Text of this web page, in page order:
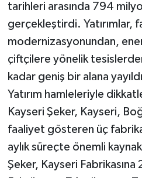
tarihleri arasında 794
gerçekleştirdi. Yatırımlar,
modernizasyonundan,
çiftçilere yönelik
kadar geniş bir alana
Yatırım hamleleriyle
Kayseri Şeker, Kayseri,
faaliyet gösteren üç
aylık süreçte önemli
Şeker, Kayseri